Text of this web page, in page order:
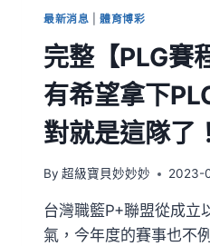
最新消息 |體育博彩
完整【PLG賽
有希望拿下
對就是這隊了！
By 超級寶貝妙妙妙 2023-
台灣職籃P+聯盟從成立
氣，今年度的賽事也不